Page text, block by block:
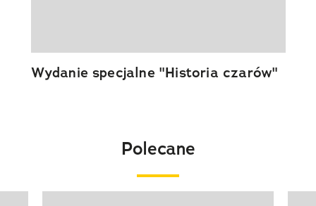
Wydanie specjalne "Historia czarów"
Polecane